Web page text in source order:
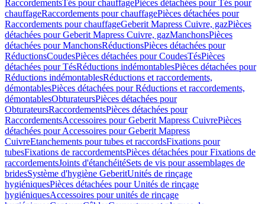
RaccordementsTés pour chauffagePièces détachées pour Tés pour
chauffageRaccordements pour chauffagePièces détachées pour
Raccordements pour chauffageGeberit Mapress Cuivre, gazPièces
détachées pour Geberit Mapress Cuivre, gazManchonsPièces
détachées pour ManchonsRéductionsPièces détachées pour
RéductionsCoudesPièces détachées pour CoudesTésPièces
détachées pour TésRéductions indémontablesPièces détachées pour
Réductions indémontablesRéductions et raccordements,
démontablesPièces détachées pour Réductions et raccordements,
démontablesObturateursPièces détachées pour
ObturateursRaccordementsPièces détachées pour
RaccordementsAccessoires pour Geberit Mapress CuivrePièces
détachées pour Accessoires pour Geberit Mapress
CuivreEtanchements pour tubes et raccordsFixations pour
tubesFixations de raccordementsPièces détachées pour Fixations de
raccordementsJoints d'étanchéitéSets de vis pour assemblages de
bridesSystème d'hygiène GeberitUnités de rinçage
hygiéniquesPièces détachées pour Unités de rinçage
hygiéniquesAccessoires pour unités de rinçage